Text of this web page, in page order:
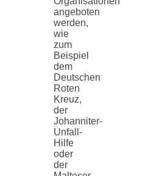
angeboten
werden,
wie
zum
Beispiel
dem
Deutschen
Roten
Kreuz,
der
Johanniter-
Unfall-
Hilfe
oder
der